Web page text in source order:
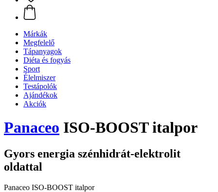
Márkák
Megfelelő
Tápanyagok
Diéta és fogyás
Sport
Élelmiszer
Testápolók
Ajándékok
Akciók
Panaceo ISO-BOOST italpor
Gyors energia szénhidrát-elektrolit
oldattal
Panaceo ISO-BOOST italpor